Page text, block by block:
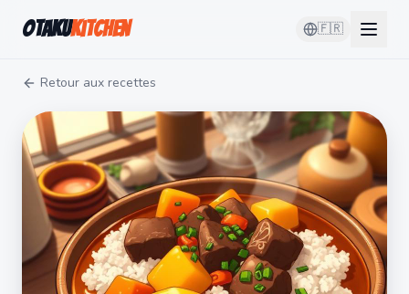
OtakuKitchen 🇫🇷
Retour aux recettes